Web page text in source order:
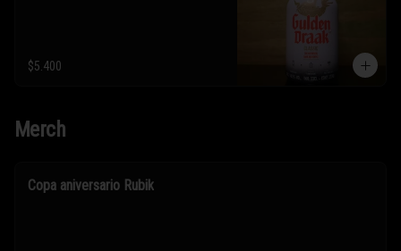
$5.400
Merch
Copa aniversario Rubik